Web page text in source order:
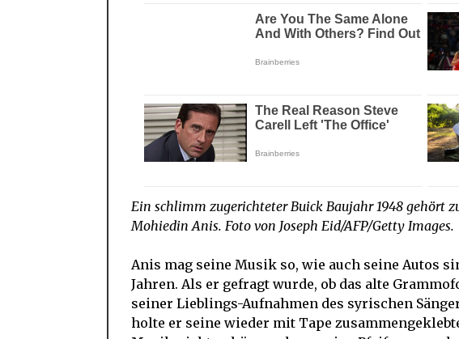
Ein schlimm zugerichteter Buick Baujahr 1948 gehört
Mohiedin Anis. Foto von Joseph Eid/AFP/Getty Images.
Anis mag seine Musik so, wie auch seine Autos
Jahren. Als er gefragt wurde, ob das alte
seiner Lieblings-Aufnahmen des syrischen
holte er seine wieder mit Tape